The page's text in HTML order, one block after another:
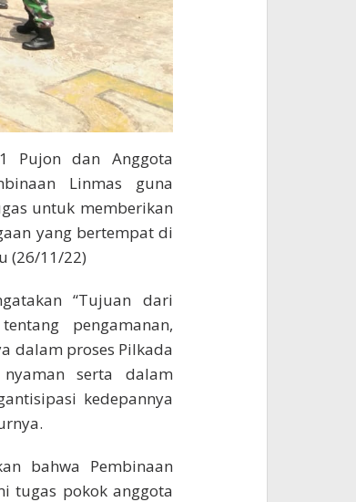
Pujon dan Anggota
Linmas guna
untuk memberikan
yang bertempat di
(26/11/22)
“Tujuan dari
pengamanan,
dalam proses Pilkada
serta dalam
kedepannya
bahwa Pembinaan
tugas pokok anggota